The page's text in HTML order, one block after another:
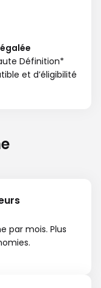
Définition*
et d’éligibilité
par mois. Plus